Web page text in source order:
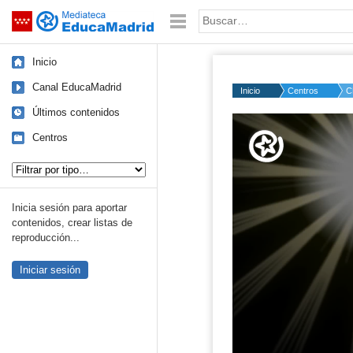
Saltar navegación Palabra o frase:
Inicio
Canal EducaMadrid
Últimos contenidos
Centros
Inicia sesión para aportar
contenidos, crear listas de
reproducción...
Iniciar sesión
Inicio Centros
Volume
50%